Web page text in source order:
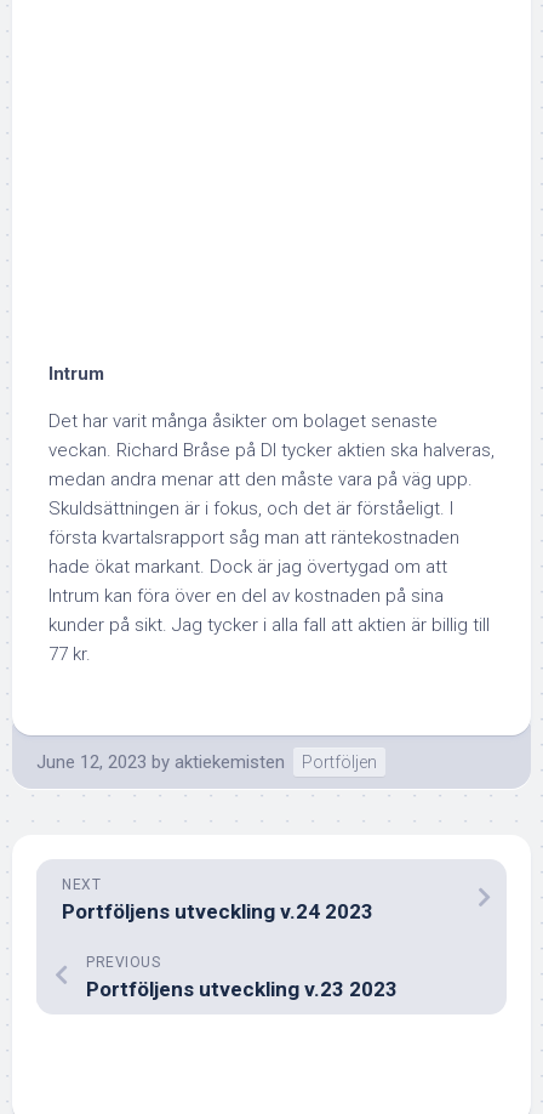
Intrum
Det har varit många åsikter om bolaget senaste
veckan. Richard Bråse på DI tycker aktien ska halveras,
medan andra menar att den måste vara på väg upp.
Skuldsättningen är i fokus, och det är förståeligt. I
första kvartalsrapport såg man att räntekostnaden
hade ökat markant. Dock är jag övertygad om att
Intrum kan föra över en del av kostnaden på sina
kunder på sikt. Jag tycker i alla fall att aktien är billig till
77 kr.
June 12, 2023 by aktiekemisten Portföljen
NEXT
Portföljens utveckling v.24 2023
PREVIOUS
Portföljens utveckling v.23 2023